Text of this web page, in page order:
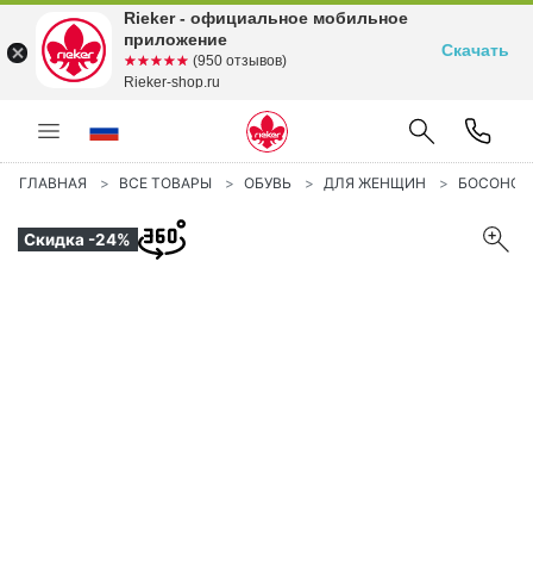
ГЛАВНАЯ ВСЕ ТОВАРЫ ОБУВЬ ДЛЯ ЖЕНЩИН
Скидка -24%
Rieker - официальное мобильное
приложение
☆☆☆☆☆
★★★★★ (950 отзывов)
Rieker-shop.ru
Скачать